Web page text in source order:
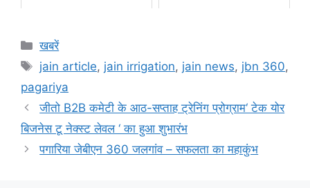
Categories
खबरें
Tags
jain article, jain irrigation, jain news, jbn 360,
pagariya
जीतो B2B कमेटी के आठ-सप्ताह ट्रेनिंग प्रोग्राम‘ टेक योर
बिजनेस टू नेक्स्ट लेवल ‘ का हुआ शुभारंभ
पगारिया जेबीएन 360 जलगांव – सफलता का महाकुंभ